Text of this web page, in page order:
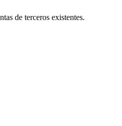
de terceros existentes.